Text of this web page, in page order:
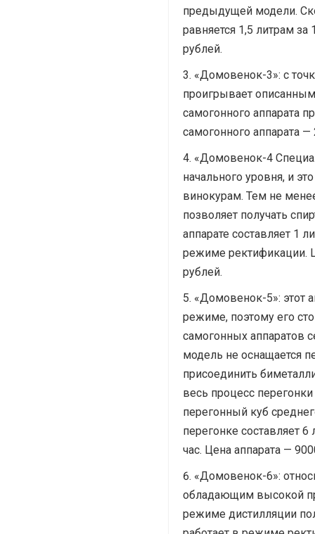
предыдущей модели.
равняется 1,5 литрам за
рублей.
«Домовенок-3»: с
проигрывает
самогонного аппарата
самогонного аппарата —
«Домовенок-4
начального уровня, и
винокурам. Тем не
позволяет получать
аппарате составляет 1
режиме ректификации.
рублей.
«Домовенок-5»: этот
режиме, поэтому его
самогонных аппаратов
модель не оснащается
присоединить
весь процесс
перегонный куб
перегонке составляет
час. Цена аппарата —
«Домовенок-6»:
обладающим высокой
режиме дистилляции